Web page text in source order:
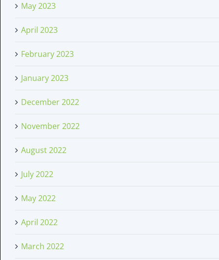
May 2023
April 2023
February 2023
January 2023
December 2022
November 2022
August 2022
July 2022
May 2022
April 2022
March 2022